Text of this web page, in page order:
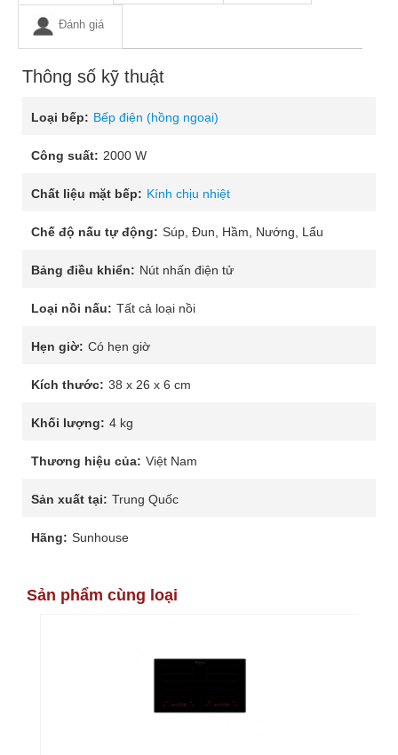
Đánh giá
Thông số kỹ thuật
Loại bếp: Bếp điện (hồng ngoại)
Công suất: 2000 W
Chất liệu mặt bếp: Kính chịu nhiệt
Chế độ nấu tự động: Súp, Đun, Hầm, Nướng, Lẩu
Bảng điều khiển: Nút nhấn điện tử
Loại nồi nấu: Tất cả loại nồi
Hẹn giờ: Có hẹn giờ
Kích thước: 38 x 26 x 6 cm
Khối lượng: 4 kg
Thương hiệu của: Việt Nam
Sản xuất tại: Trung Quốc
Hãng: Sunhouse
Sản phẩm cùng loại